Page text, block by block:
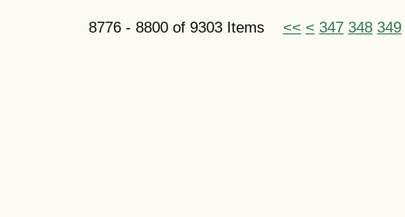
8776 - 8800 of 9303 Items << < 347 348 349